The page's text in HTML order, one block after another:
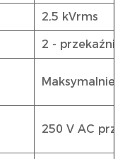
2,5 kVrms
2 -
Maksymalnie
250 V AC